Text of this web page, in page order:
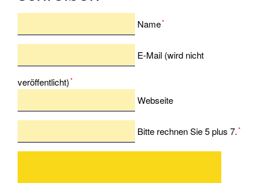
Praxis
Sbf
(für
Autodidakten)
Pflichtfeld
Name*
Pflichtfeld
E-Mail (wird nicht
veröffentlicht) *
Webseite
Bitte rechnen Sie 5 plus 7. *